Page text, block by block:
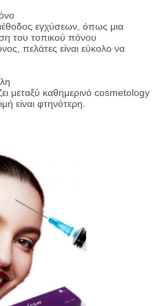
εγχύσεων, όπως μια
του τοπικού πόνου
πελάτες είναι εύκολο να
μεταξύ καθημερινό cosmetology
είναι φτηνότερη.